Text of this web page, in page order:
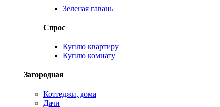
Зеленая гавань
Спрос
Куплю квартиру
Куплю комнату
Загородная
Коттеджи, дома
Дачи